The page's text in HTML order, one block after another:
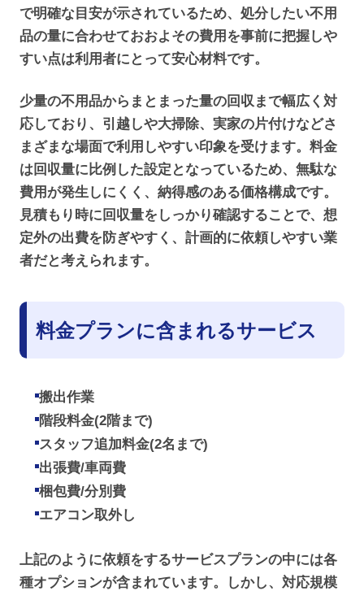
で明確な目安が示されているため、処分したい不用
品の量に合わせておおよその費用を事前に把握しや
すい点は利用者にとって安心材料です。
少量の不用品からまとまった量の回収まで幅広く対
応しており、引越しや大掃除、実家の片付けなどさ
まざまな場面で利用しやすい印象を受けます。料金
は回収量に比例した設定となっているため、無駄な
費用が発生しにくく、納得感のある価格構成です。
見積もり時に回収量をしっかり確認することで、想
定外の出費を防ぎやすく、計画的に依頼しやすい業
者だと考えられます。
料金プランに含まれるサービス
搬出作業
階段料金(2階まで)
スタッフ追加料金(2名まで)
出張費/車両費
梱包費/分別費
エアコン取外し
上記のように依頼をするサービスプランの中には各
種オプションが含まれています。しかし、対応規模